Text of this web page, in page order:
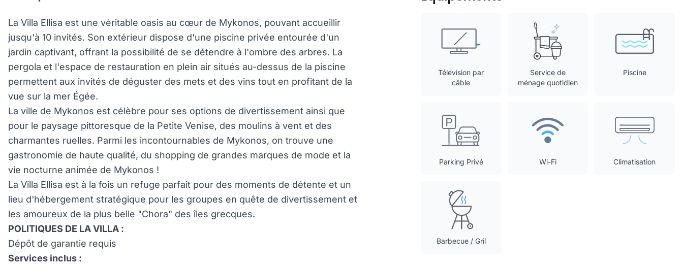
La Villa Ellisa est une véritable oasis au cœur de Mykonos, pouvant accueillir
jusqu'à 10 invités. Son extérieur dispose d'une piscine privée entourée d'un
jardin captivant, offrant la possibilité de se détendre à l'ombre des arbres. La
pergola et l'espace de restauration en plein air situés au-dessus de la piscine
permettent aux invités de déguster des mets et des vins tout en profitant de la
vue sur la mer Égée.
La ville de Mykonos est célèbre pour ses options de divertissement ainsi que
pour le paysage pittoresque de la Petite Venise, des moulins à vent et des
charmantes ruelles. Parmi les incontournables de Mykonos, on trouve une
gastronomie de haute qualité, du shopping de grandes marques de mode et la
vie nocturne animée de Mykonos !
La Villa Ellisa est à la fois un refuge parfait pour des moments de détente et un
lieu d'hébergement stratégique pour les groupes en quête de divertissement et
les amoureux de la plus belle "Chora" des îles grecques.
POLITIQUES DE LA VILLA :
Dépôt de garantie requis
Services inclus :
Télévision par
câble
Service de
ménage quotidien
Piscine
Parking Privé Wi-Fi Climatisation
Barbecue / Gril